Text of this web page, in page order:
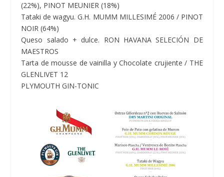
(22%), PINOT MEUNIER (18%)
Tataki de wagyu. G.H. MUMM MILLESIMÉ 2006 / PINOT
NOIR (64%)
Queso salado + dulce. RON HAVANA SELECIÓN DE
MAESTROS
Tarta de mousse de vainilla y Chocolate crujiente / THE
GLENLIVET 12
PLYMOUTH GIN-TONIC